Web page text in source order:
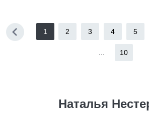
1 2 3 4 5
10
Наталья